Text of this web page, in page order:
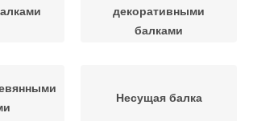
декоративными
балками
Несущая балка